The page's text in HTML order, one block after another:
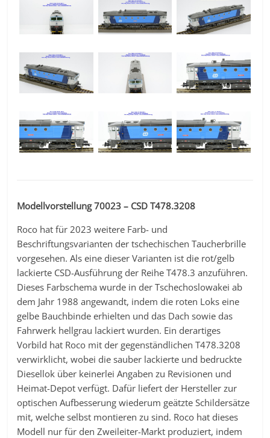
Modellvorstellung 70023 – CSD T478.3208
Roco hat für 2023 weitere Farb- und
Beschriftungsvarianten der tschechischen Taucherbrille
vorgesehen. Als eine dieser Varianten ist die rot/gelb
lackierte CSD-Ausführung der Reihe T478.3 anzuführen.
Dieses Farbschema wurde in der Tschechoslowakei ab
dem Jahr 1988 angewandt, indem die roten Loks eine
gelbe Bauchbinde erhielten und das Dach sowie das
Fahrwerk hellgrau lackiert wurden. Ein derartiges
Vorbild hat Roco mit der gegenständlichen T478.3208
verwirklicht, wobei die sauber lackierte und bedruckte
Diesellok über keinerlei Angaben zu Revisionen und
Heimat-Depot verfügt. Dafür liefert der Hersteller zur
optischen Aufbesserung wiederum geätzte Schildersätze
mit, welche selbst montieren zu sind. Roco hat dieses
Modell nur für den Zweileiter-Markt produziert, indem